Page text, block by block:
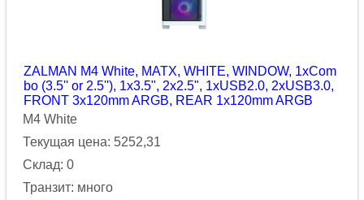
ZALMAN M4 White, MATX, WHITE, WINDOW, 1xCom
bo (3.5'' or 2.5''), 1x3.5", 2x2.5", 1xUSB2.0, 2xUSB3.0,
FRONT 3x120mm ARGB, REAR 1x120mm ARGB
M4 White
Текущая цена: 5252,31
Склад: 0
Транзит: много